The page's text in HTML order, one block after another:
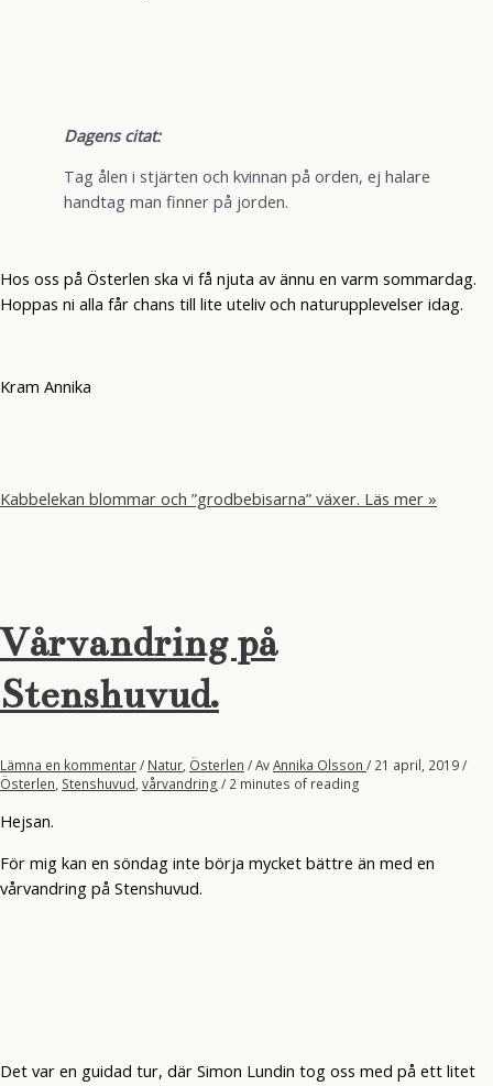
Dagens citat:
Tag ålen i stjärten och kvinnan på orden, ej halare
handtag man finner på jorden.
Hos oss på Österlen ska vi få njuta av ännu en varm sommardag.
Hoppas ni alla får chans till lite uteliv och naturupplevelser idag.
Kram Annika
Kabbelekan blommar och ”grodbebisarna” växer. Läs mer »
Vårvandring på
Stenshuvud.
Lämna en kommentar/ Natur Österlen / AvAnnika Olsson / 21 april, 2019/
Österlen Stenshuvud vårvandring / 2 minutes of reading
Hejsan.
För mig kan en söndag inte börja mycket bättre än med en
vårvandring på Stenshuvud.
Det var en guidad tur, där Simon Lundin tog oss med på ett litet